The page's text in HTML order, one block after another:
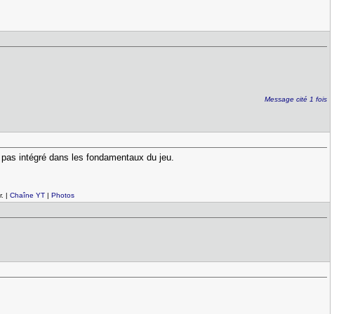
Message cité 1 fois
intégré dans les fondamentaux du jeu.
|Chaîne YT |Photos